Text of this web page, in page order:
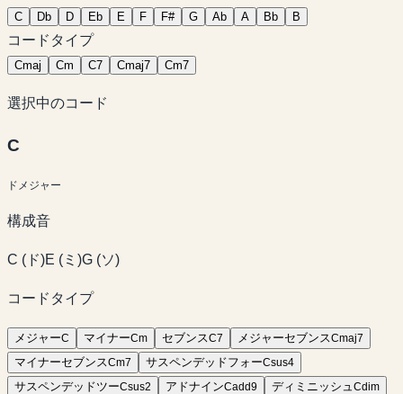
C Db D Eb E F F# G Ab A Bb B
コードタイプ
Cmaj Cm C7 Cmaj7 Cm7
選択中のコード
C
ド メジャー
構成音
C ( ド)E ( ミ )G (ソ)
コードタイプ
メジャーC マイナーCm セブンスC7 メジャーセブンスCmaj7
マイナーセブンスCm7 サスペンデッドフォーCsus4
サスペンデッドツーCsus2 アドナインCadd9 ディミニッシュ Cdim